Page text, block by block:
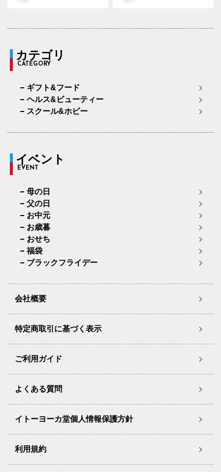
カテゴリ
CATEGORY
ギフト&フード
ヘルス&ビューティー
スクール&ホビー
イベント
EVENT
母の日
父の日
お中元
お歳暮
おせち
福袋
ブラックフライデー
会社概要
特定商取引に基づく表示
ご利用ガイド
よくある質問
イトーヨーカ堂個人情報保護方針
利用規約